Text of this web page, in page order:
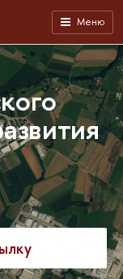
Меню